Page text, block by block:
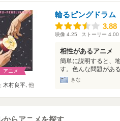
アニメ
木村良平､他
輪るピングドラム
3.88
3.88
映像 4.25 ストーリー 4.00
相性があるアニメ
簡単に説明すると、
す。色んな問題があ
きな
からアニメを探す